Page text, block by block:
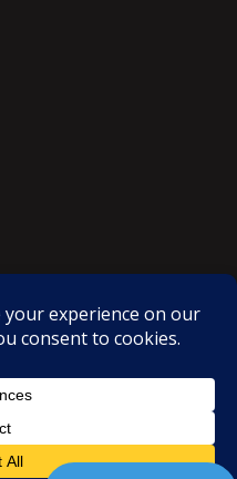
|Theme: SuperMag byAcme